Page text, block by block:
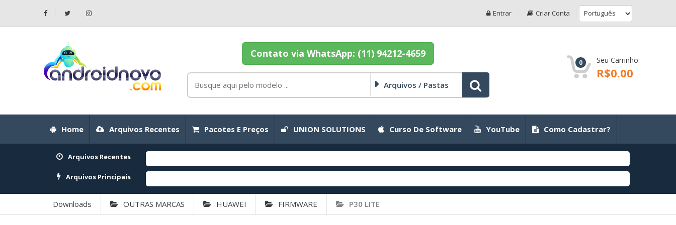
Entrar Criar Conta
Contato via WhatsApp: (11) 94212-4659
Arquivos / Pastas
0 Seu Carrinho:
R$0.00
Home Arquivos Recentes Pacotes E Preços UNION SOLUTIONS Curso De Software YouTube Como Cadastrar?
Arquivos Recentes
Arquivos Principais
Downloads OUTRAS MARCAS HUAWEI FIRMWARE P30 LITE